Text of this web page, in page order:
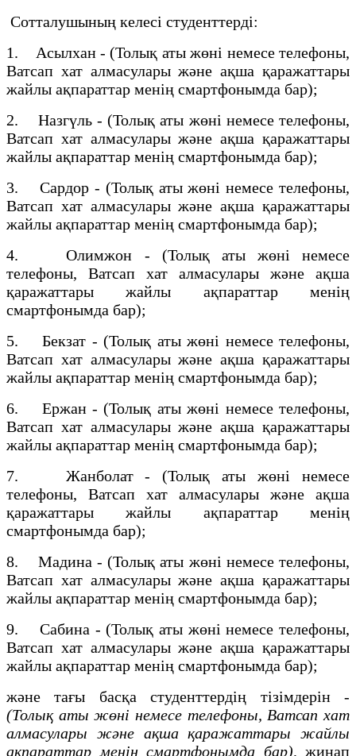
Сотталушының келесі студенттерді:
1. Асылхан - (Толық аты жөні немесе телефоны,
Ватсап хат алмасулары және ақша қаражаттары
жайлы ақпараттар менің смартфонымда бар);
2. Назгүль - (Толық аты жөні немесе телефоны,
Ватсап хат алмасулары және ақша қаражаттары
жайлы ақпараттар менің смартфонымда бар);
3. Сардор - (Толық аты жөні немесе телефоны,
Ватсап хат алмасулары және ақша қаражаттары
жайлы ақпараттар менің смартфонымда бар);
4. Олимжон - (Толық аты жөні немесе
телефоны, Ватсап хат алмасулары және ақша
қаражаттары жайлы ақпараттар менің
смартфонымда бар);
5. Бекзат - (Толық аты жөні немесе телефоны,
Ватсап хат алмасулары және ақша қаражаттары
жайлы ақпараттар менің смартфонымда бар);
6. Ержан - (Толық аты жөні немесе телефоны,
Ватсап хат алмасулары және ақша қаражаттары
жайлы ақпараттар менің смартфонымда бар);
7. Жанболат - (Толық аты жөні немесе
телефоны, Ватсап хат алмасулары және ақша
қаражаттары жайлы ақпараттар менің
смартфонымда бар);
8. Мадина - (Толық аты жөні немесе телефоны,
Ватсап хат алмасулары және ақша қаражаттары
жайлы ақпараттар менің смартфонымда бар);
9. Сабина - (Толық аты жөні немесе телефоны,
Ватсап хат алмасулары және ақша қаражаттары
жайлы ақпараттар менің смартфонымда бар);
және тағы басқа студенттердің тізімдерін -
(Толық аты жөні немесе телефоны, Ватсап хат
алмасулары және ақша қаражаттары жайлы
ақпараттар менің смартфонымда бар), жинап